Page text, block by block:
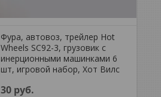
Фура, автовоз, трейлер Hot
Wheels SC92-3, грузовик с
инерционными машинками 6
шт, игровой набор, Хот Вилс
30 руб.